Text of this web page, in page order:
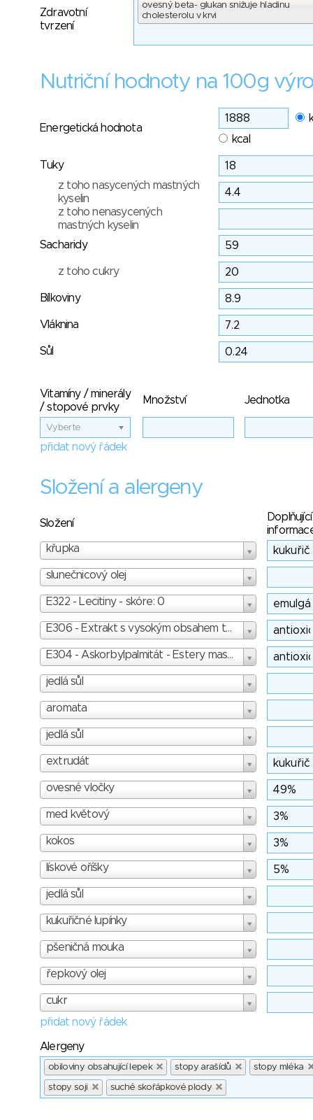
Zdravotní
tvrzení
ovesný beta- glukan snižuje hladinu
cholesterolu v krvi
Nutriční hodnoty na 100g
Energetická hodnota
kcal
Tuky
z toho nasycených mastných
kyselin
z toho nenasycených
mastných kyselin
Sacharidy
z toho cukry
Bílkoviny
Vláknina
Sůl
Vitamíny / minerály
/ stopové prvky
Množství Jednotka
Vyberte
přidat nový řádek
Složení a alergeny
Složení
Doplňující
křupka
slunečnicový olej
E322 - Lecitiny - skóre: 0
E306 - Extrakt s vysokým obsahem tokoferolů - skóre: 0
E304 - Askorbylpalmitát - Estery mastných kyselin s kyselinou askorbovou - skóre: 1
jedlá sůl
aromata
jedlá sůl
extrudát
ovesné vločky
med květový
kokos
lískové oříšky
jedlá sůl
kukuřičné lupínky
pšeničná mouka
řepkový olej
cukr
přidat nový řádek
Alergeny
obiloviny obsahující lepek stopy arašídů stopy mléka
stopy soji suché skořápkové plody